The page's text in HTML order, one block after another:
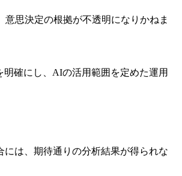
思決定の根拠が不透明になりかねま
確にし、AIの活用範囲を定めた運用
は、期待通りの分析結果が得られな